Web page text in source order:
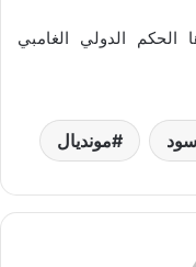
الحكم الدولي الغامبي
مونديال